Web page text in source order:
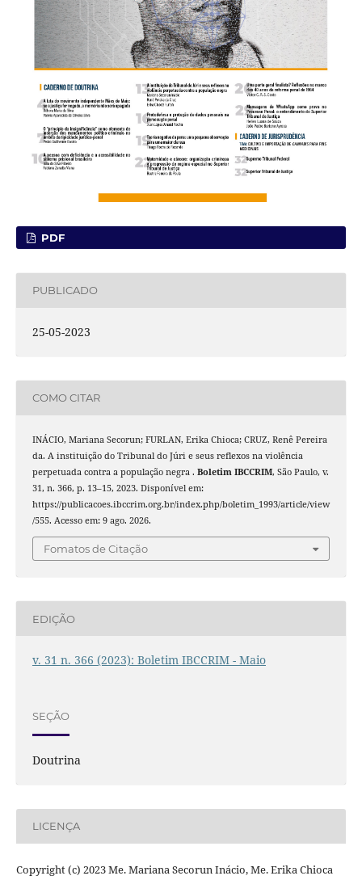
PDF
PUBLICADO
25-05-2023
COMO CITAR
INÁCIO, Mariana Secorun; FURLAN, Erika Chioca; CRUZ, Renê Pereira
da. A instituição do Tribunal do Júri e seus reflexos na violência
perpetuada contra a população negra . Boletim IBCCRIM, São Paulo, v.
31, n. 366, p. 13–15, 2023. Disponível em:
https://publicacoes.ibccrim.org.br/index.php/boletim_1993/article/view
/555. Acesso em: 9 ago. 2026.
Fomatos de Citação
EDIÇÃO
v. 31 n. 366 (2023): Boletim IBCCRIM - Maio
SEÇÃO
Doutrina
LICENÇA
Copyright (c) 2023 Me. Mariana Secorun Inácio, Me. Erika Chioca